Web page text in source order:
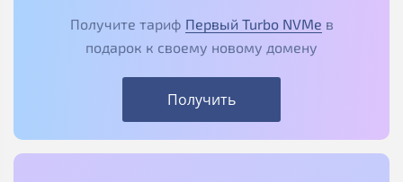
Получите тариф Первый Turbo NVMe в
подарок к своему новому домену
Получить